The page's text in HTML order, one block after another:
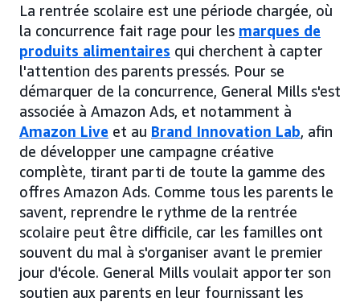
La rentrée scolaire est une période chargée, où
la concurrence fait rage pour les marques de
produits alimentaires qui cherchent à capter
l'attention des parents pressés. Pour se
démarquer de la concurrence, General Mills s'est
associée à Amazon Ads, et notamment à
Amazon Live et au Brand Innovation Lab, afin
de développer une campagne créative
complète, tirant parti de toute la gamme des
offres Amazon Ads. Comme tous les parents le
savent, reprendre le rythme de la rentrée
scolaire peut être difficile, car les familles ont
souvent du mal à s'organiser avant le premier
jour d'école. General Mills voulait apporter son
soutien aux parents en leur fournissant les